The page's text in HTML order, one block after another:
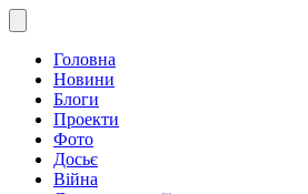
Головна
Новини
Блоги
Проекти
Фото
Досьє
Війна